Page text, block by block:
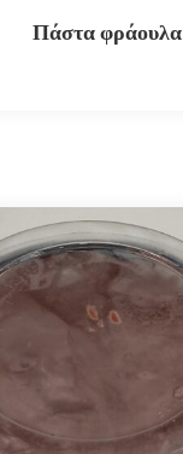
Πάστα φράουλα